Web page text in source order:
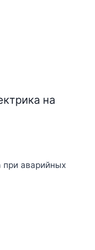
на
аварийных